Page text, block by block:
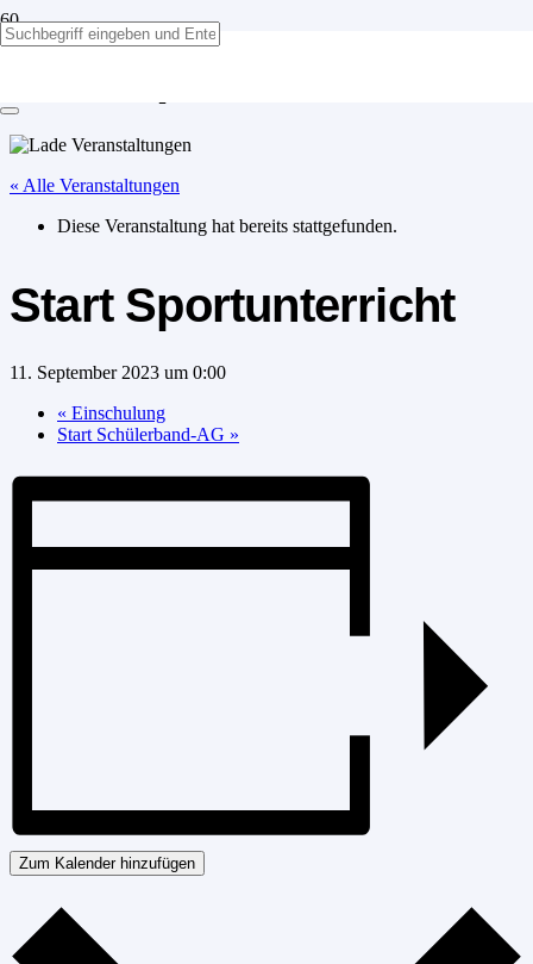
« Alle Veranstaltungen
Diese Veranstaltung hat bereits stattgefunden.
Start Sportunterricht
11. September 2023 um 0:00
« Einschulung
Start Schülerband-AG »
Zum Kalender hinzufügen